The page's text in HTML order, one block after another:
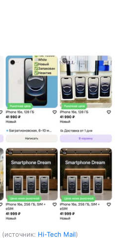
источник: Hi-Tech Mail